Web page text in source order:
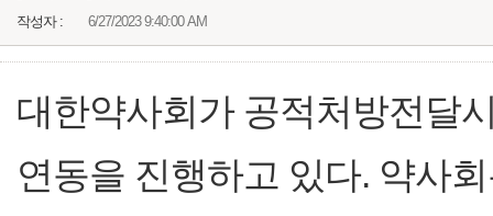
작성자 : 6/27/2023 9:40:00 AM
대한약사회가 공적처방전달
연동을 진행하고 있다. 약사